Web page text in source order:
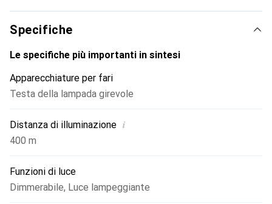
spruzzi d'acqua, rendendola un compagno affidabile per
attività all'aperto e utilizzi professionali. La lampada
frontale L4 HL-VIS è fornita con un cavo USB, che
consente una ricarica semplice e comoda. Il suo peso
comfort di indossabilità, anche durante utilizzi prolungati.
Specifiche
Le specifiche più importanti in sintesi
Apparecchiature per fari
Testa della lampada girevole
Distanza di illuminazione i
400 m
Funzioni di luce
Dimmerabile, Luce lampeggiante